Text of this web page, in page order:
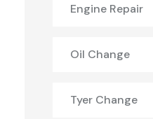
Engine Repair
Oil Change
Tyer Change